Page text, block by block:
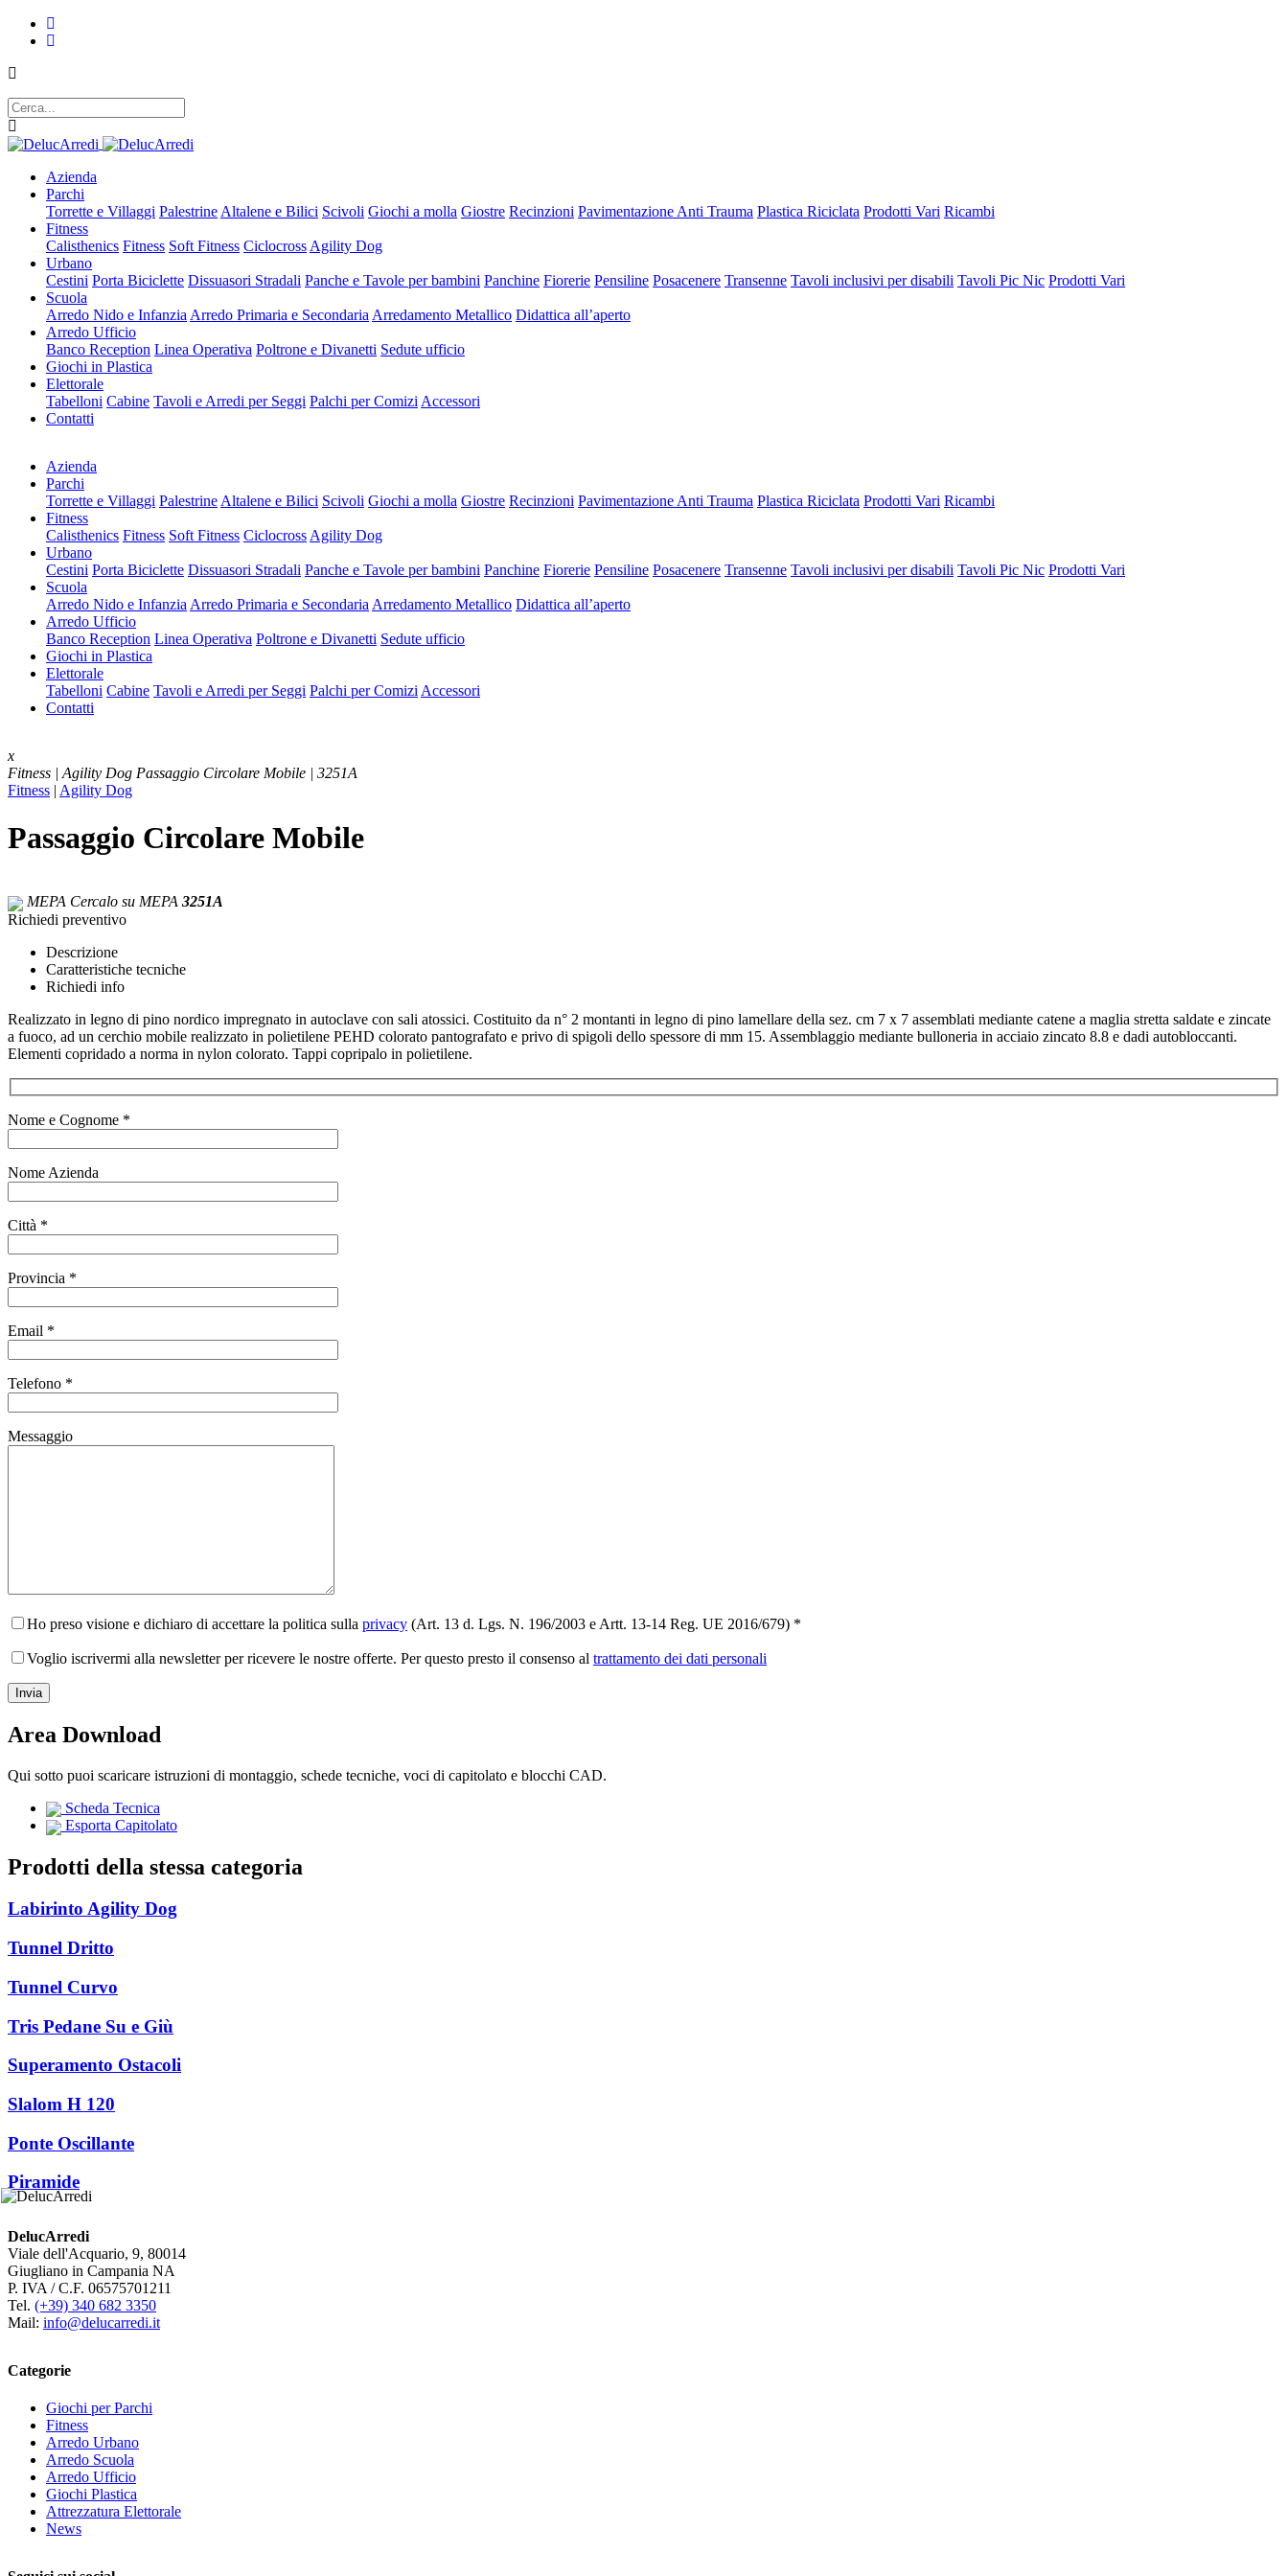
Azienda
Parchi
Torrette e Villaggi Palestrine Altalene e Bilici Scivoli Giochi a molla Giostre Recinzioni Pavimentazione Anti Trauma Plastica Riciclata Prodotti Vari Ricambi
Fitness
Calisthenics Fitness Soft Fitness Ciclocross Agility Dog
Urbano
Cestini Porta Biciclette Dissuasori Stradali Panche e Tavole per bambini Panchine Fiorerie Pensiline Posacenere Transenne Tavoli inclusivi per disabili Tavoli Pic Nic Prodotti Vari
Scuola
Arredo Nido e Infanzia Arredo Primaria e Secondaria Arredamento Metallico Didattica all’aperto
Arredo Ufficio
Banco Reception Linea Operativa Poltrone e Divanetti Sedute ufficio
Giochi in Plastica
Elettorale
Tabelloni Cabine Tavoli e Arredi per Seggi Palchi per Comizi Accessori
Contatti
Azienda
Parchi
Torrette e Villaggi Palestrine Altalene e Bilici Scivoli Giochi a molla Giostre Recinzioni Pavimentazione Anti Trauma Plastica Riciclata Prodotti Vari Ricambi
Fitness
Calisthenics Fitness Soft Fitness Ciclocross Agility Dog
Urbano
Cestini Porta Biciclette Dissuasori Stradali Panche e Tavole per bambini Panchine Fiorerie Pensiline Posacenere Transenne Tavoli inclusivi per disabili Tavoli Pic Nic Prodotti Vari
Scuola
Arredo Nido e Infanzia Arredo Primaria e Secondaria Arredamento Metallico Didattica all’aperto
Arredo Ufficio
Banco Reception Linea Operativa Poltrone e Divanetti Sedute ufficio
Giochi in Plastica
Elettorale
Tabelloni Cabine Tavoli e Arredi per Seggi Palchi per Comizi Accessori
Contatti
x
Fitness | Agility Dog Passaggio Circolare Mobile | 3251A
Fitness | Agility Dog
Passaggio Circolare Mobile
MEPA Cercalo su MEPA 3251A
Richiedi preventivo
Descrizione
Caratteristiche tecniche
Richiedi info
Realizzato in legno di pino nordico impregnato in autoclave con sali atossici. Costituito da n° 2 montanti in legno di pino lamellare della sez. cm 7 x 7 assemblati mediante catene a maglia stretta saldate e zincate
a fuoco, ad un cerchio mobile realizzato in polietilene PEHD colorato pantografato e privo di spigoli dello spessore di mm 15. Assemblaggio mediante bulloneria in acciaio zincato 8.8 e dadi autobloccanti.
Elementi copridado a norma in nylon colorato. Tappi copripalo in polietilene.
Nome e Cognome *
Nome Azienda
Città *
Provincia *
Email *
Telefono *
Messaggio
Ho preso visione e dichiaro di accettare la politica sulla privacy (Art. 13 d. Lgs. N. 196/2003 e Artt. 13-14 Reg. UE 2016/679) *
Voglio iscrivermi alla newsletter per ricevere le nostre offerte. Per questo presto il consenso al trattamento dei dati personali
Area Download
Qui sotto puoi scaricare istruzioni di montaggio, schede tecniche, voci di capitolato e blocchi CAD.
Scheda Tecnica
Esporta Capitolato
Prodotti della stessa categoria
Labirinto Agility Dog
Tunnel Dritto
Tunnel Curvo
Tris Pedane Su e Giù
Superamento Ostacoli
Slalom H 120
Ponte Oscillante
Piramide
DelucArredi
Viale dell'Acquario, 9, 80014
Giugliano in Campania NA
P. IVA / C.F. 06575701211
Tel. (+39) 340 682 3350
Mail: info@delucarredi.it
Categorie
Giochi per Parchi
Fitness
Arredo Urbano
Arredo Scuola
Arredo Ufficio
Giochi Plastica
Attrezzatura Elettorale
News